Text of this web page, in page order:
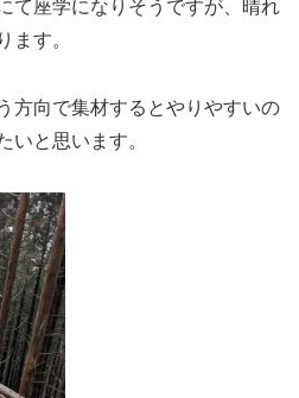
て座学になりそうですが、晴れ
ます。
方向で集材するとやりやすいの
いと思います。